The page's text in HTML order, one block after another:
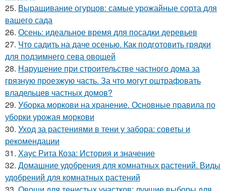
25. Выращивание огурцов: самые урожайные сорта для
вашего сада
26. Осень: идеальное время для посадки деревьев
27. Что садить на даче осенью. Как подготовить грядки
для подзимнего сева овощей
28. Нарушение при строительстве частного дома за
грязную проезжую часть. За что могут оштрафовать
владельцев частных домов?
29. Уборка моркови на хранение. Основные правила по
уборки урожая моркови
30. Уход за растениями в тени у забора: советы и
рекомендации
31. Хаус Рита Коза: История и значение
32. Домашние удобрения для комнатных растений. Виды
удобрений для комнатных растений